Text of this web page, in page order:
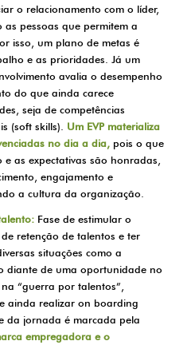
o relacionamento com o líder,
pessoas que permitem a
isso, um plano de metas é
e as prioridades. Já um
avalia o desempenho
do que ainda carece
seja de competências
(soft skills). Um EVP materializa
no dia a dia,pois o que
as expectativas são honradas,
engajamento e
a cultura da organização.
Fase de estimular o
retenção de talentos e ter
situações como a
diante de uma oportunidade no
“guerra por talentos”,
ainda realizar on boarding
da jornada é marcada pela
empregadora e o